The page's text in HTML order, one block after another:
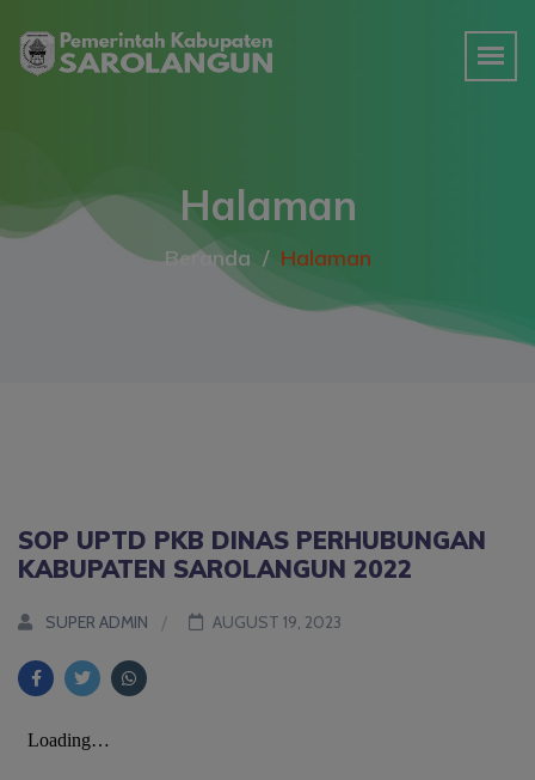
Halaman
Beranda Halaman
SOP UPTD PKB DINAS PERHUBUNGAN
KABUPATEN SAROLANGUN 2022
SUPER ADMIN AUGUST 19, 2023